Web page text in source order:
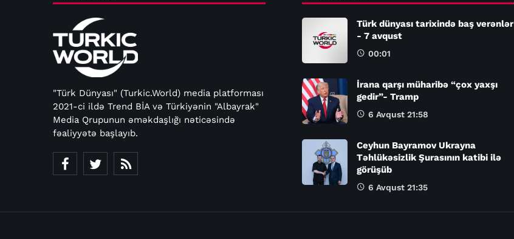
"Türk Dünyası" (Turkic.World) media platforması
2021-ci ildə Trend BİA və Türkiyənin "Albayrak"
Media Qrupunun əməkdaşlığı nəticəsində
fəaliyyətə başlayıb.
Türk dünyası tarixində baş verənlər
- 7 avqust
00:01
İrana qarşı müharibə “çox yaxşı
gedir”- Tramp
6 Avqust 21:58
Ceyhun Bayramov Ukrayna
Təhlükəsizlik Şurasının katibi ilə
görüşüb
6 Avqust 21:35